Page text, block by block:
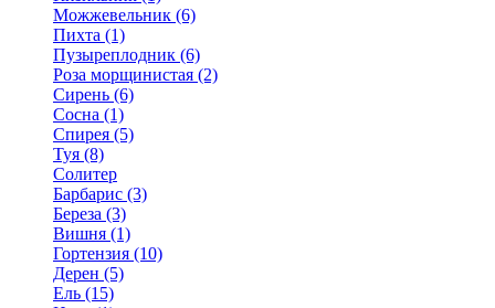
Можжевельник (6)
Пихта (1)
Пузыреплодник (6)
Роза морщинистая (2)
Сирень (6)
Сосна (1)
Спирея (5)
Туя (8)
Солитер
Барбарис (3)
Береза (3)
Вишня (1)
Гортензия (10)
Дерен (5)
Ель (15)